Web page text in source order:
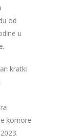
od
u
kratki
komore